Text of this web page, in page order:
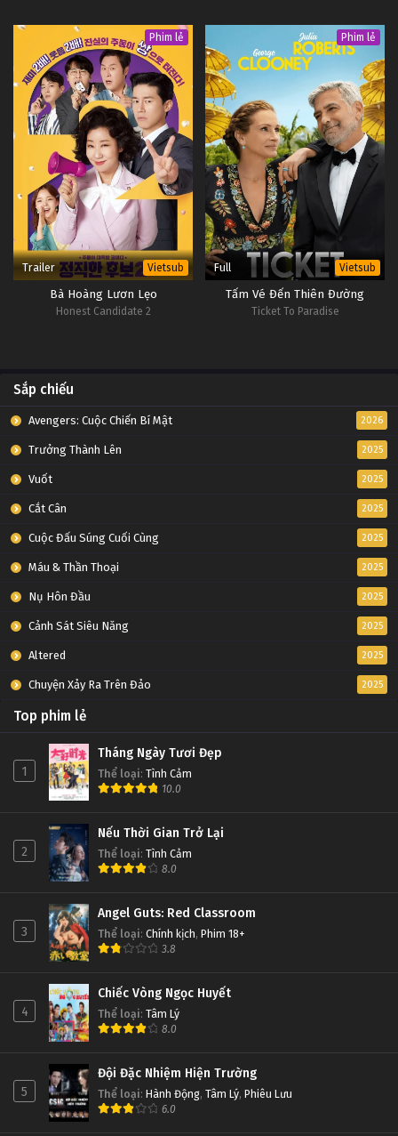
Phim lẻ
Trailer Vietsub
Bà Hoàng Lươn Lẹo
Honest Candidate 2
Phim lẻ
Full Vietsub
Tấm Vé Đến Thiên Đường
Ticket To Paradise
Sắp chiếu
Avengers: Cuộc Chiến Bí Mật 2026
Trưởng Thành Lên 2025
Vuốt 2025
Cắt Cân 2025
Cuộc Đấu Súng Cuối Cùng 2025
Máu & Thần Thoại 2025
Nụ Hôn Đầu 2025
Cảnh Sát Siêu Năng 2025
Altered 2025
Chuyện Xảy Ra Trên Đảo 2025
Top phim lẻ
1
Tháng Ngày Tươi Đẹp
Thể loại: Tình Cảm
10.0
2
Nếu Thời Gian Trở Lại
Thể loại: Tình Cảm
8.0
3
Angel Guts: Red Classroom
Thể loại: Chính kịch, Phim 18+
3.8
4
Chiếc Vòng Ngọc Huyết
Thể loại: Tâm Lý
8.0
5
Đội Đặc Nhiệm Hiện Trường
Thể loại: Hành Động, Tâm Lý, Phiêu Lưu
6.0